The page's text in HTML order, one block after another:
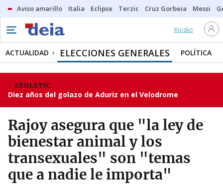
Aviso amarillo Italia Eclipse Terzic Cruz Gorbeia Messi
Kiosko
ACTUALIDAD ELECCIONES GENERALES POLÍTICA
ATHLETIC
Diez años del golazo de Aduriz en el Velodrome
Rajoy asegura que "la ley de
bienestar animal y los
transexuales" son "temas
que a nadie le importa"